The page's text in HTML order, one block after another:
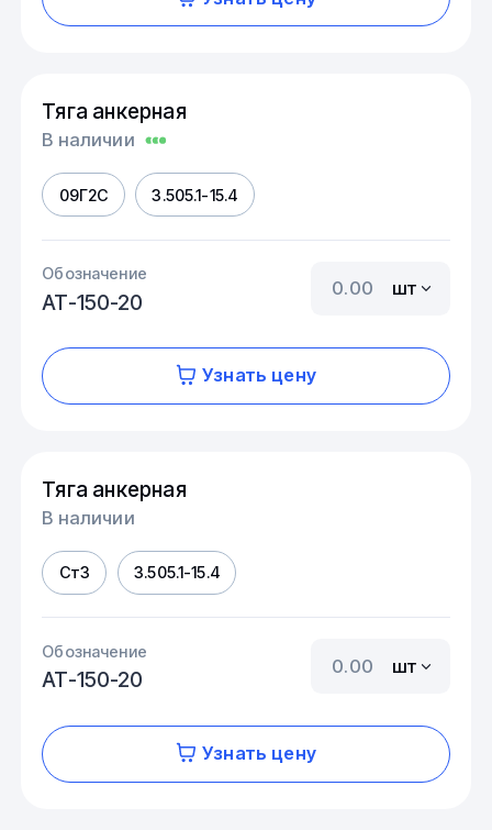
Тяга анкерная
В наличии
09Г2С 3.505.1-15.4
Обозначение
АТ-150-20
шт
Узнать цену
Тяга анкерная
В наличии
Ст3 3.505.1-15.4
Обозначение
АТ-150-20
шт
Узнать цену